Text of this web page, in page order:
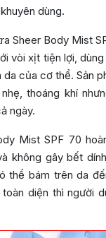
dùng.
Sheer Body Mist
vòi xịt tiện lợi,
da của cơ thể. Sản
thoáng khí
ngày.
Mist SPF 70
không gây bết
thể bám trên da
diện thì người